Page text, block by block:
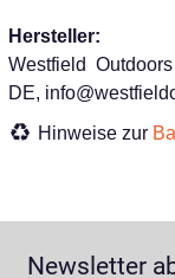
Hersteller:
Westfield
DE,
Hinweise zur
Newsletter